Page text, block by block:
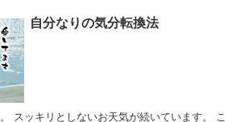
自分なりの気分転換法
スッキリとしないお天気が続いています。 こ